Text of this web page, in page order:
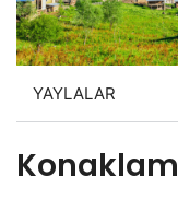
YAYLALAR